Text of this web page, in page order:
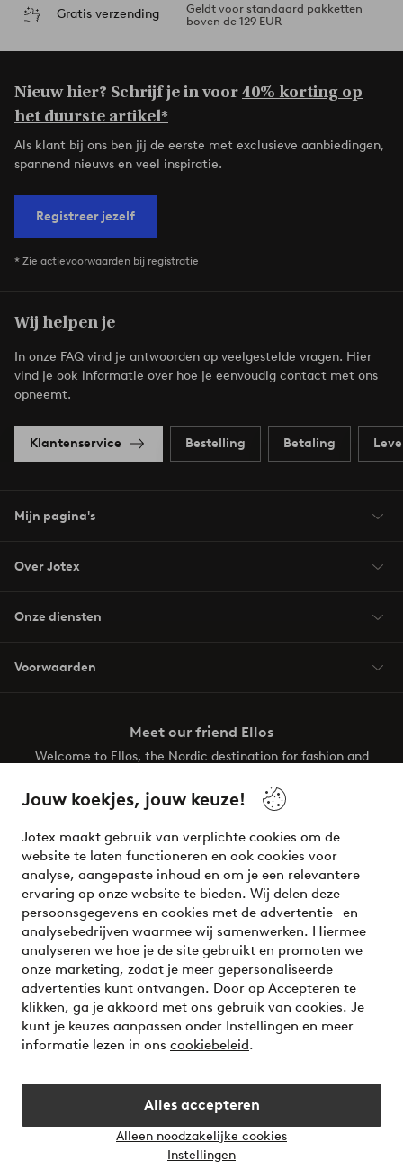
Jouw koekjes, jouw keuze!
Jotex maakt gebruik van verplichte cookies om de
website te laten functioneren en ook cookies voor
analyse, aangepaste inhoud en om je een relevantere
ervaring op onze website te bieden. Wij delen deze
persoonsgegevens en cookies met de advertentie- en
analysebedrijven waarmee wij samenwerken. Hiermee
analyseren we hoe je de site gebruikt en promoten we
onze marketing, zodat je meer gepersonaliseerde
advertenties kunt ontvangen. Door op Accepteren te
klikken, ga je akkoord met ons gebruik van cookies. Je
kunt je keuzes aanpassen onder Instellingen en meer
informatie lezen in ons cookiebeleid.
Alles accepteren
Alleen noodzakelijke cookies
Instellingen
Gratis verzending
Geldt voor standaard pakketten
boven de 129 EUR
Nieuw hier? Schrijf je in voor40% korting op
het duurste artikel*
Als klant bij ons ben jij de eerste met exclusieve aanbiedingen,
spannend nieuws en veel inspiratie.
Registreer jezelf
* Zie actievoorwaarden bij registratie
Wij helpen je
In onze FAQ vind je antwoorden op veelgestelde vragen. Hier
vind je ook informatie over hoe je eenvoudig contact met ons
opneemt.
Klantenservice Bestelling Betaling
Mijn pagina's
Over Jotex
Onze diensten
Voorwaarden
Meet our friend Ellos
Welcome to Ellos, the Nordic destination for fashion and
your wardrobe. Your next inspiring look is here!
Veilig betalen - Nu betalen of opsplitsen
Wil je meer weten over onze betaalopties?